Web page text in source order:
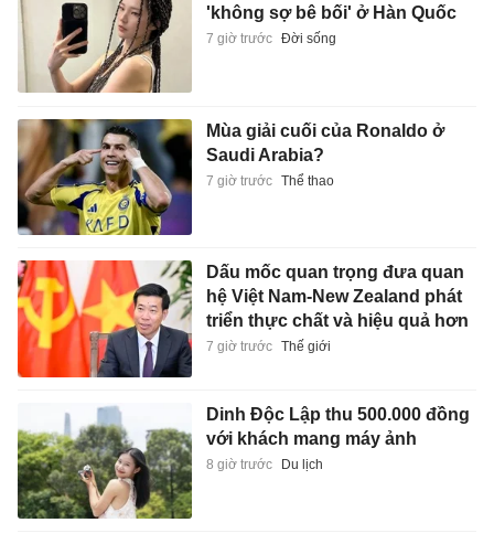
'không sợ bê bối' ở Hàn Quốc
7 giờ trước Đời sống
Mùa giải cuối của Ronaldo ở
Saudi Arabia?
7 giờ trước Thể thao
Dấu mốc quan trọng đưa quan
hệ Việt Nam-New Zealand phát
triển thực chất và hiệu quả hơn
7 giờ trước Thế giới
Dinh Độc Lập thu 500.000 đồng
với khách mang máy ảnh
8 giờ trước Du lịch